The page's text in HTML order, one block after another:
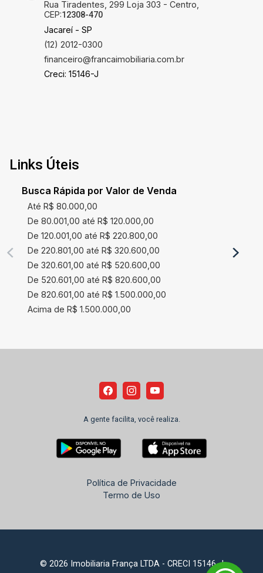
Rua Tiradentes, 299 Loja 303 - Centro,
CEP:12308-470
Jacareí - SP
(12) 2012-0300
financeiro@francaimobiliaria.com.br
Creci: 15146-J
Links Úteis
Busca Rápida por Valor de Venda
Até R$ 80.000,00
De 80.001,00 até R$ 120.000,00
De 120.001,00 até R$ 220.800,00
De 220.801,00 até R$ 320.600,00
De 320.601,00 até R$ 520.600,00
De 520.601,00 até R$ 820.600,00
De 820.601,00 até R$ 1.500.000,00
Acima de R$ 1.500.000,00
A gente facilita, você realiza.
Política de Privacidade
Termo de Uso
© 2026 Imobiliaria França LTDA - CRECI 15146-J